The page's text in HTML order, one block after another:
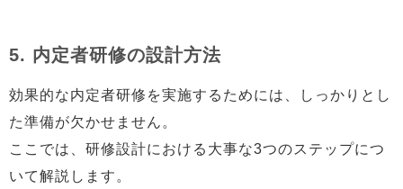
5. 内定者研修の設計方法
効果的な内定者研修を実施するためには、しっかりとし
た準備が欠かせません。
ここでは、研修設計における大事な3つのステップにつ
いて解説します。